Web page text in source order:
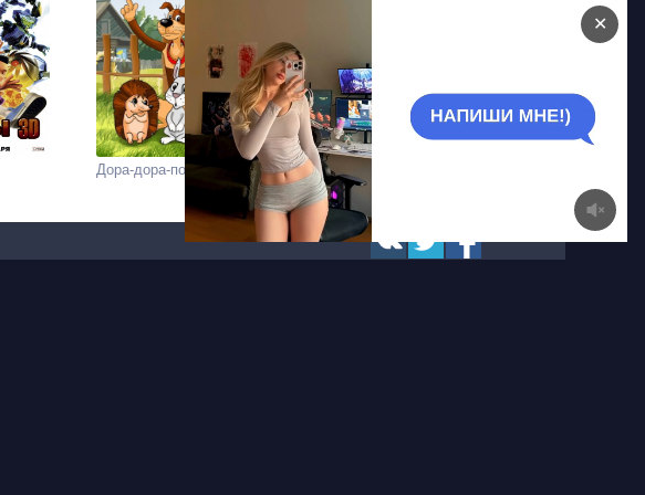
Мадмуазель Зази
Дора-дора-помидора
✕